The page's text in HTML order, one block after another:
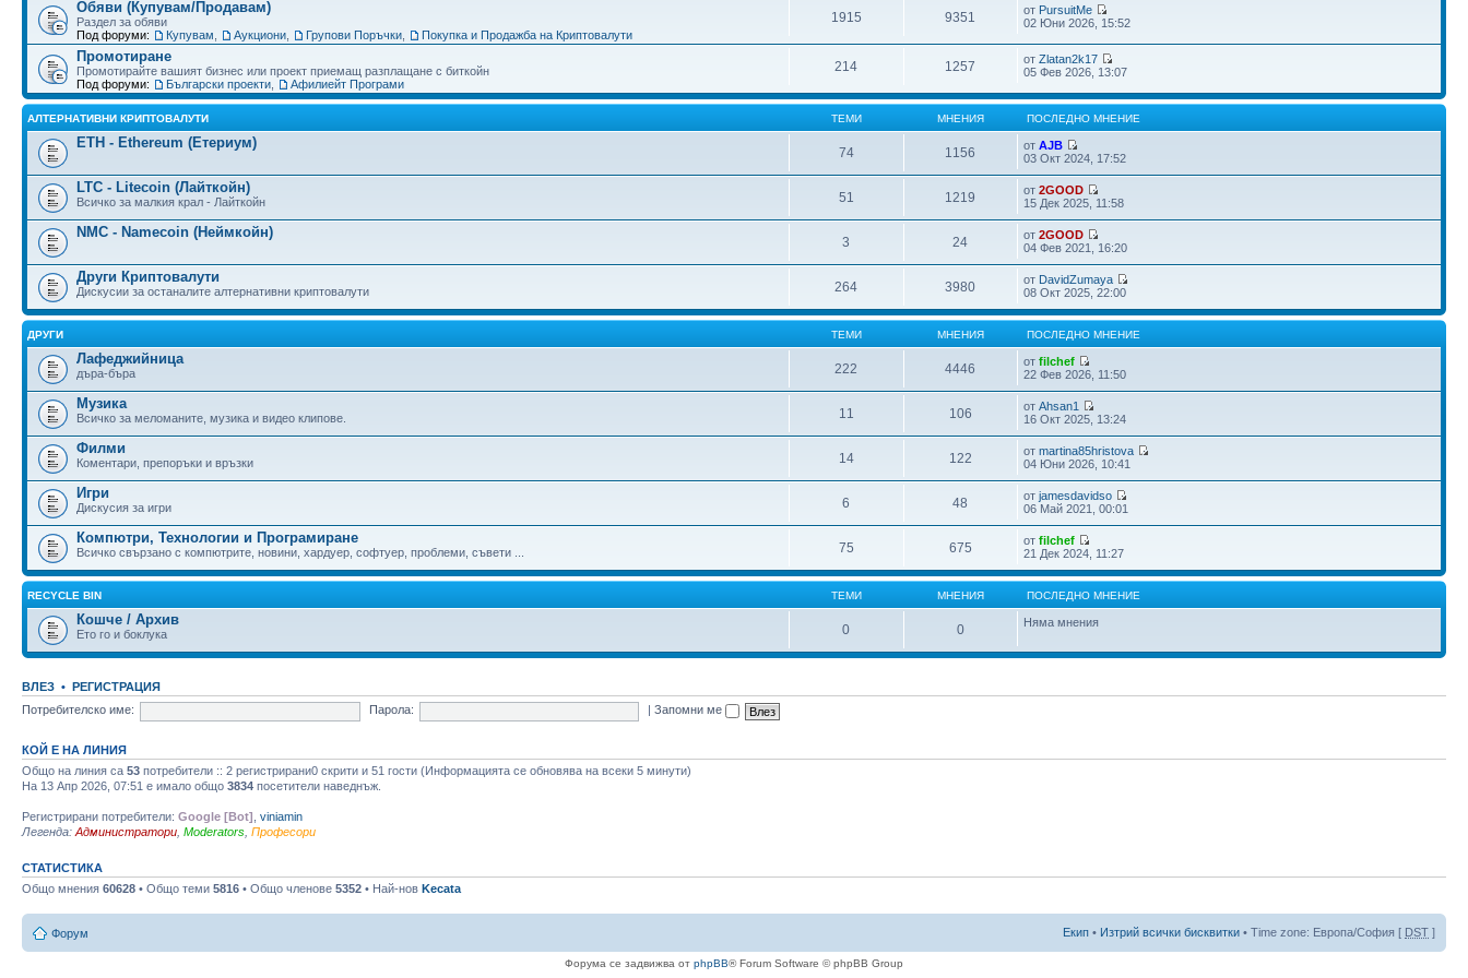
Обяви (Купувам/Продавам)
Раздел за обяви
Под форуми:
Купувам Аукциони Групови Поръчки Покупка и Продажба на Криптовалути
1915 9351 от PursuitMe
02 Юни 2026, 15:52
Промотиране
Промотирайте вашият бизнес или проект приемащ разплащане с биткойн
Под форуми:
Български проекти Афилиейт Програми
214 1257 отZlatan2k17
05 Фев 2026, 13:07
АЛТЕРНАТИВНИ КРИПТОВАЛУТИ ТЕМИ МНЕНИЯ ПОСЛЕДНО МНЕНИЕ
ETH - Ethereum (Етериум)
74 1156 отAJB
03 Окт 2024, 17:52
LTC - Litecoin (Лайткойн)
Всичко за малкия крал - Лайткойн 51 1219 от2GOOD
15 Дек 2025, 11:58
NMC - Namecoin (Неймкойн)
3 24 от2GOOD
04 Фев 2021, 16:20
Други Криптовалути
Дискусии за останалите алтернативни криптовалути 264 3980 от DavidZumaya
08 Окт 2025, 22:00
ДРУГИ ТЕМИ МНЕНИЯ ПОСЛЕДНО МНЕНИЕ
Лафеджийница
дъра-бъра 222 4446 отfilchef
22 Фев 2026, 11:50
Музика
Всичко за меломаните, музика и видео клипове. 11 106 отAhsan1
16 Окт 2025, 13:24
Филми
Коментари, препоръки и връзки 14 122 отmartina85hristova
04 Юни 2026, 10:41
Игри
Дискусия за игри 6 48 отjamesdavidso
06 Май 2021, 00:01
Компютри, Технологии и Програмиране
Всичко свързано с компютрите, новини, хардуер, софтуер, проблеми, съвети ... 75 675 отfilchef
21 Дек 2024, 11:27
RECYCLE BIN ТЕМИ МНЕНИЯ ПОСЛЕДНО МНЕНИЕ
Кошче / Архив
Ето го и боклука 0 0 Няма мнения
ВЛЕЗ • РЕГИСТРАЦИЯ
Потребителско име:
Парола: |Запомни ме
КОЙ Е НА ЛИНИЯ
Общо на линия са 53 потребители :: 2 регистрирани0 скрити и 51 гости (Информацията се обновява на всеки 5 минути)
На 13 Апр 2026, 07:51 е имало общо 3834 посетители наведнъж.
Регистрирани потребители: Google [Bot] viniamin
Легенда: Администратори Moderators Професори
СТАТИСТИКА
Общо мнения 60628 • Общо теми 5816 • Общо членове 5352 • Най-нов Kecata
Форум Екип • Изтрий всички бисквитки • Time zone: Европа/София [ DST ]
Форума се задвижва от phpBB® Forum Software © phpBB Group